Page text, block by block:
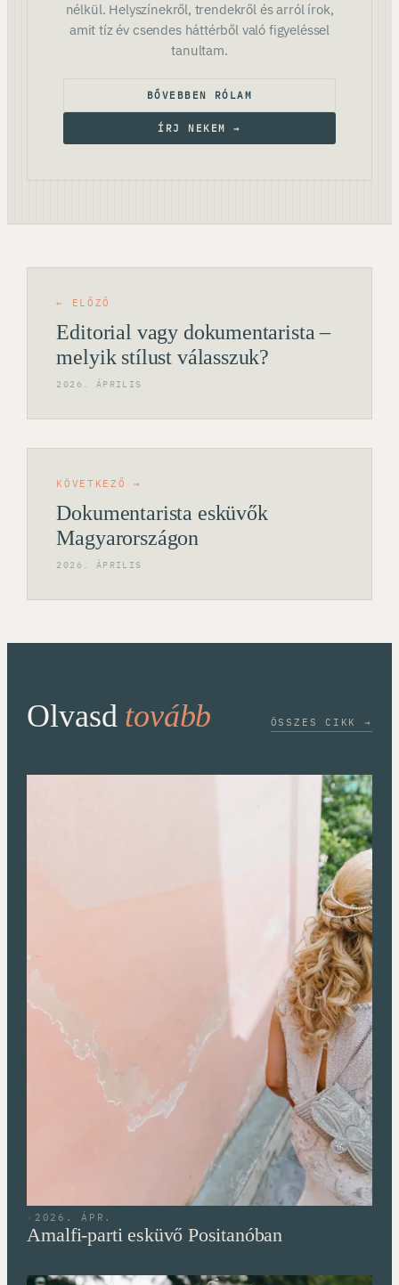
nélkül. Helyszínekről, trendekről és arról írok,
amit tíz év csendes háttérből való figyeléssel
tanultam.
BŐVEBBEN RÓLAM
ÍRJ NEKEM →
← ELŐZŐ
Editorial vagy dokumentarista –
melyik stílust válasszuk?
2026. ÁPRILIS
KÖVETKEZŐ →
Dokumentarista esküvők
Magyarországon
2026. ÁPRILIS
Olvasd tovább ÖSSZES CIKK →
· 2026. ÁPR.
Amalfi-parti esküvő Positanóban